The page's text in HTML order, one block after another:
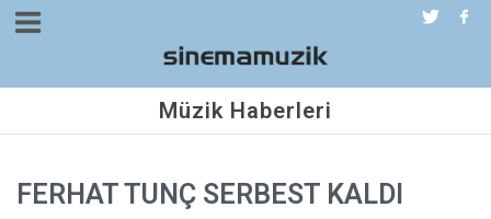
Müzik Haberleri
FERHAT TUNÇ SERBEST KALDI